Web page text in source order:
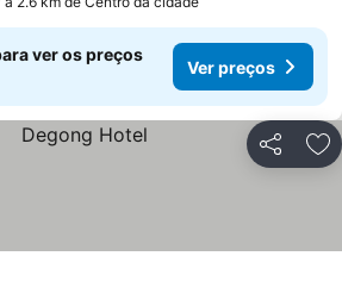
ver os preços
Ver preços
Partilhar